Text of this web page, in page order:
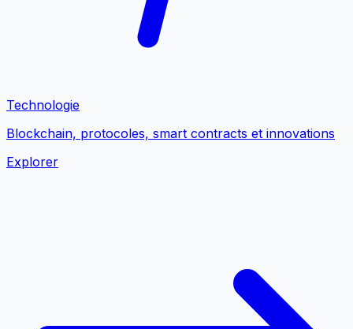
Technologie
Blockchain, protocoles, smart contracts et innovations
Explorer